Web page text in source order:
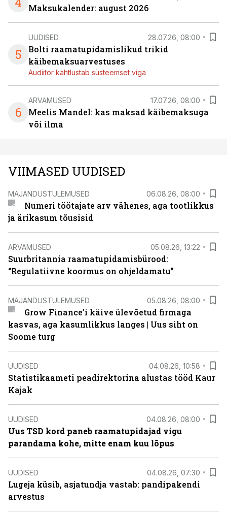
Maksukalender: august 2026
5
UUDISED 28.07.26, 08:00
Bolti raamatupidamislikud trikid
käibemaksuarvestuses
Audiitor kahtlustab süsteemset viga
6
ARVAMUSED 17.07.26, 08:00
Meelis Mandel: kas maksad käibemaksuga
või ilma
VIIMASED UUDISED
MAJANDUSTULEMUSED 06.08.26, 08:00
Numeri töötajate arv vähenes, aga tootlikkus
ja ärikasum tõusisid
ARVAMUSED 05.08.26, 13:22
Suurbritannia raamatupidamisbürood:
“Regulatiivne koormus on ohjeldamatu”
MAJANDUSTULEMUSED 05.08.26, 08:00
Grow Finance’i käive ülevõetud firmaga
kasvas, aga kasumlikkus langes | Uus siht on
Soome turg
UUDISED 04.08.26, 10:58
Statistikaameti peadirektorina alustas tööd Kaur
Kajak
UUDISED 04.08.26, 08:00
Uus TSD kord paneb raamatupidajad vigu
parandama kohe, mitte enam kuu lõpus
UUDISED 04.08.26, 07:30
Lugeja küsib, asjatundja vastab: pandipakendi
arvestus